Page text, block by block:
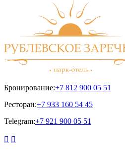
Бронирование:+7 812 900 05 51
Ресторан:+7 933 160 54 45
Telegram:+7 921 900 05 51
 